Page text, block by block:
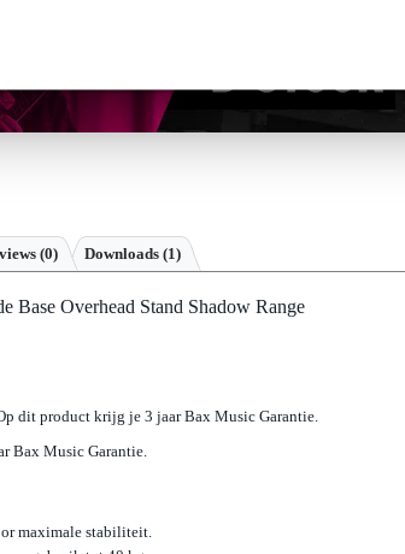
(0) Downloads (1)
Base Overhead Stand Shadow Range
dit product krijg je 3 jaar Bax Music Garantie.
Bax Music Garantie.
maximale stabiliteit.